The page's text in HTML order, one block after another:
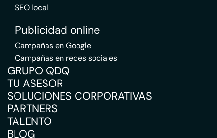
SEO local
Publicidad online
Campañas en Google
Campañas en redes sociales
GRUPO QDQ
TU ASESOR
SOLUCIONES CORPORATIVAS
PARTNERS
TALENTO
BLOG